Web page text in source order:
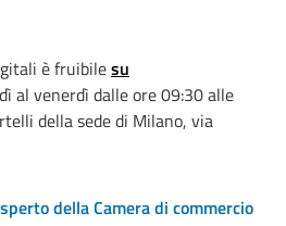
è fruibilesu
al venerdì dalle ore 09:30 alle
della sede di Milano, via
della Camera di commercio